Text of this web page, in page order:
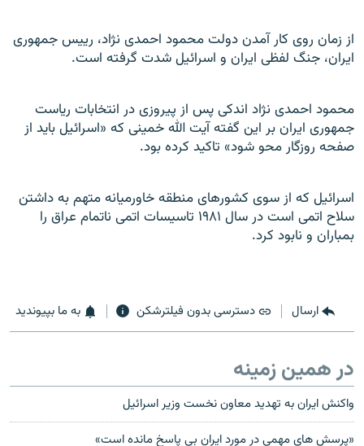
از زمان روی کار آمدن دولت محمود احمدی نژاد، رييس جمهوری
ايران، جنگ لفظی ايران و اسرائيل شدت گرفته است.
محمود احمدی نژاد اندکی پس از پيروزی در انتخابات رياست
جمهوری ايران بر اين گفته آيت الله خمينی که «اسرائيل بايد از
صفحه روزگار محو شود» تاکيد کرده بود.
اسرائيل که از سوی کشورهای منطقه خاورميانه متهم به داشتن
سلاح اتمی است در سال ۱۹۸۱ تاسيسات اتمی ناتمام عراق را
بمباران و نابود کرد.
ارسال دسترسی بدون فیلترشکن به ما بپیوندید
در همین زمینه
واکنش ايران به تهديد معاون نخست وزیر اسرائيل
«پرسش های مهمی در مورد ايران بی پاسخ مانده است»